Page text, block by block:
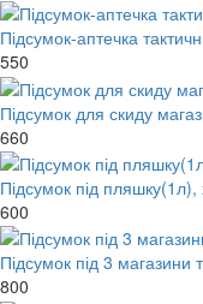
Підсумок-аптечка
550
Підсумок для скиду
660
Підсумок під пляшку(1л),
600
Підсумок під 3 магазини
800